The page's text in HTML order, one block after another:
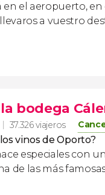
en el aeropuerto, en
a vuestro
bodega
37.326 viajeros
vinos de Oporto?
especiales con
de las más